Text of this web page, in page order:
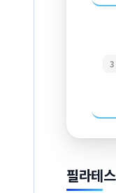
3
필라테